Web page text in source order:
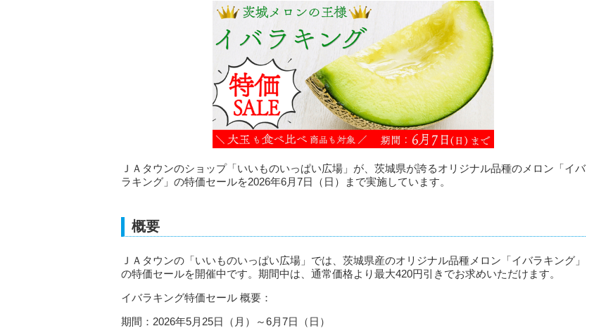
ＪＡタウンのショップ「いいものいっぱい広場」が、茨城県が誇るオリジナル品種のメロン「イバ
ラキング」の特価セールを2026年6月7日（日）まで実施しています。
概要
ＪＡタウンの「いいものいっぱい広場」では、茨城県産のオリジナル品種メロン「イバラキング」
の特価セールを開催中です。期間中は、通常価格より最大420円引きでお求めいただけます。
イバラキング特価セール 概要：
期間：2026年5月25日（月）～6月7日（日）